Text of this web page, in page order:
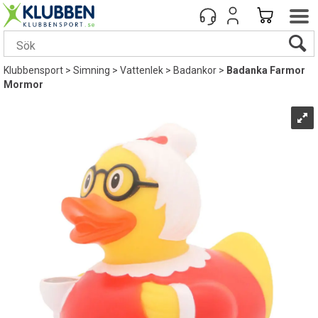
Klubbensport>Simning>Vattenlek>Badankor> Badanka Farmor
Mormor